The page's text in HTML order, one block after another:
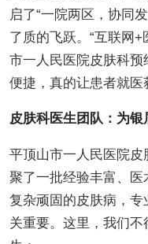
启了“一院两区，协同
了质的飞跃。“互联网
市一人民医院皮肤科
便捷，真的让患者就医
皮肤科医生团队：为
平顶山市一人民医院
聚了一批经验丰富、
复杂顽固的皮肤病，
关重要。这里，我们